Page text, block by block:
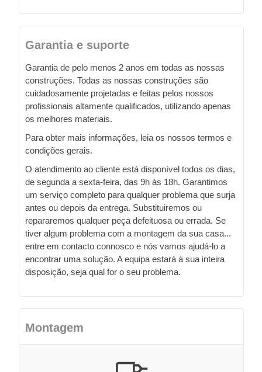
Garantia e suporte
Garantia de pelo menos 2 anos em todas as nossas
construções. Todas as nossas construções são
cuidadosamente projetadas e feitas pelos nossos
profissionais altamente qualificados, utilizando apenas
os melhores materiais.
Para obter mais informações, leia os nossos termos e
condições gerais.
O atendimento ao cliente está disponível todos os dias,
de segunda a sexta-feira, das 9h às 18h. Garantimos
um serviço completo para qualquer problema que surja
antes ou depois da entrega. Substituiremos ou
repararemos qualquer peça defeituosa ou errada. Se
tiver algum problema com a montagem da sua casa...
entre em contacto connosco e nós vamos ajudá-lo a
encontrar uma solução. A equipa estará à sua inteira
disposição, seja qual for o seu problema.
Montagem